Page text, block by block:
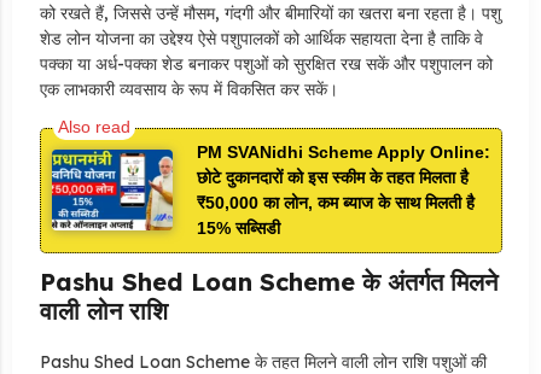
को रखते हैं, जिससे उन्हें मौसम, गंदगी और बीमारियों का खतरा बना रहता है। पशु
शेड लोन योजना का उद्देश्य ऐसे पशुपालकों को आर्थिक सहायता देना है ताकि वे
पक्का या अर्ध-पक्का शेड बनाकर पशुओं को सुरक्षित रख सकें और पशुपालन को
एक लाभकारी व्यवसाय के रूप में विकसित कर सकें।
PM SVANidhi Scheme Apply Online:
छोटे दुकानदारों को इस स्कीम के तहत मिलता है
₹50,000 का लोन, कम ब्याज के साथ मिलती है
15% सब्सिडी
Pashu Shed Loan Scheme के अंतर्गत मिलने
वाली लोन राशि
Pashu Shed Loan Scheme के तहत मिलने वाली लोन राशि पशुओं की